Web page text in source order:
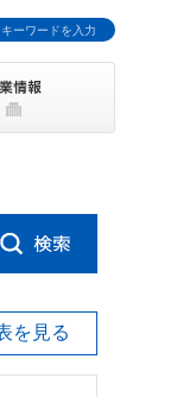
を見る